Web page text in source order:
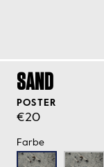
SAND
POSTER
€20
Farbe